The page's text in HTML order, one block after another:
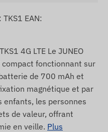
EAN:
4G LTE Le JUNEO
compact fonctionnant sur
de 700 mAh et
magnétique et par
enfants, les personnes
de valeur, offrant
en veille. Plus